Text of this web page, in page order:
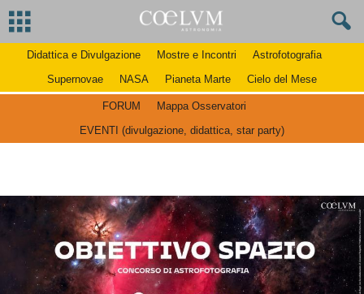
Didattica e Divulgazione Mostre e Incontri
Astrofotografia
Supernovae
NASA Pianeta Marte Cielo del Mese
FORUM
Mappa Osservatori
EVENTI (divulgazione, didattica, star party)